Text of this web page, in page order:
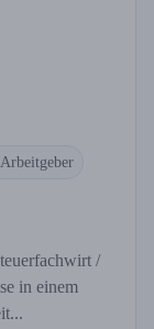
/
in einem